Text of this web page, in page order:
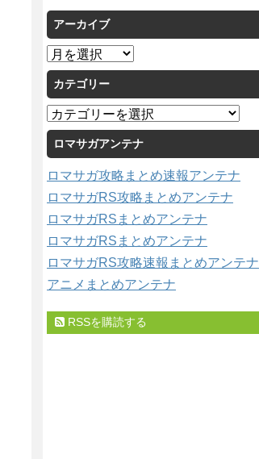
アーカイブ
ア
ー
カ
イ
ブ
カテゴリー
カ
テ
ゴ
リ
ー
ロマサガアンテナ
ロマサガ攻略まとめ速報アンテナ
ロマサガRS攻略まとめアンテナ
ロマサガRSまとめアンテナ
ロマサガRSまとめアンテナ
ロマサガRS攻略速報まとめアンテナ
アニメまとめアンテナ
RSSを購読する